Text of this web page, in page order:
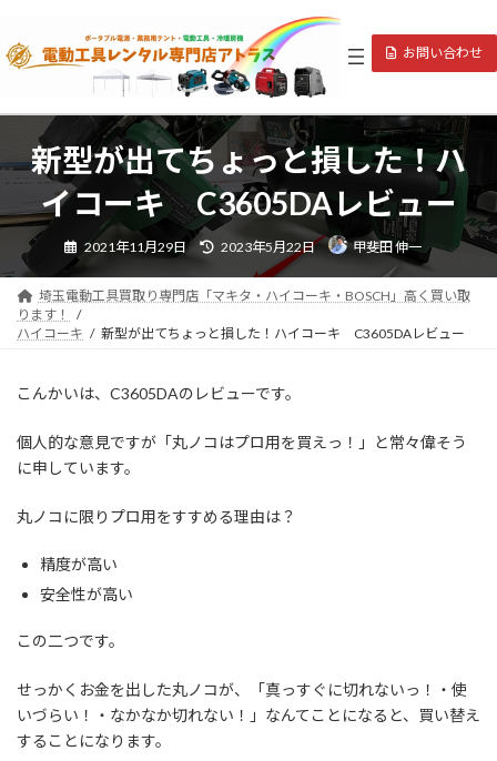
テ
へ
キ
ッ
プ
ゲ
ョ
に
移
動
お問い合わせ
新型が出てちょっと損した！ハ
イコーキ C3605DAレビュー
2021年11月29日
終
新
日
時
2023年5月22日 甲斐田 伸一
埼玉電動工具買取り専門店「マキタ・ハイコーキ・BOSCH」高く買い取
ります！
ハイコーキ
新型が出てちょっと損した！ハイコーキ C3605DAレビュー
こんかいは、C3605DAのレビューです。
個人的な意見ですが「丸ノコはプロ用を買えっ！」と常々偉そう
に申しています。
丸ノコに限りプロ用をすすめる理由は？
精度が高い
安全性が高い
この二つです。
せっかくお金を出した丸ノコが、「真っすぐに切れないっ！・使
いづらい！・なかなか切れない！」なんてことになると、買い替え
することになります。